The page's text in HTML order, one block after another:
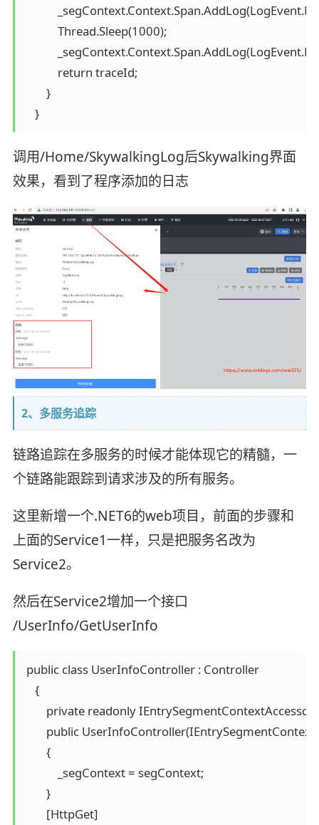
            Thread.Sleep(1000);
            return traceId;
        }
    }
调用/Home/SkywalkingLog后Skywalking界面
效果，看到了程序添加的日志
2、多服务追踪
链路追踪在多服务的时候才能体现它的精髓，一
个链路能跟踪到请求涉及的所有服务。
这里新增一个.NET6的web项目，前面的步骤和
上面的Service1一样，只是把服务名改为
Service2。
然后在Service2增加一个接口
/UserInfo/GetUserInfo
public class UserInfoController : Controller
    {
private readonly
public
        {
            _segContext = segContext;
        }
        [HttpGet]